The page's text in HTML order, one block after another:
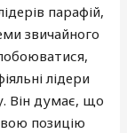
парафій,
звичайного
лідери
Він думає, що
позицію